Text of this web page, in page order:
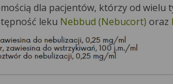
dla pacjentów, którzy od wielu
leku Nebbud (Nebucort) oraz